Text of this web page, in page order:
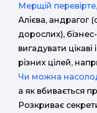
Мерщій
Алієва, андрагог (
дорослих), бі
вигадувати цікаві
різних цілей,
Чи можна
а як вбивається
Розкриває